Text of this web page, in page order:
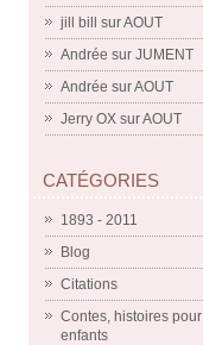
jill bill
surAOUT
Andrée sur JUMENT
Andrée surAOUT
Jerry OX surAOUT
CATÉGORIES
1893 - 2011
Blog
Citations
Contes, histoires pour
enfants